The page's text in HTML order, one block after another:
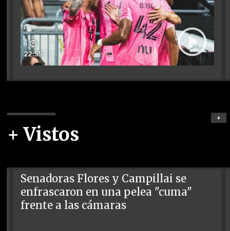
🕑
22:55
+ Vistos
+
Senadoras Flores y Campillai se
enfrascaron en una pelea "cuma"
frente a las cámaras